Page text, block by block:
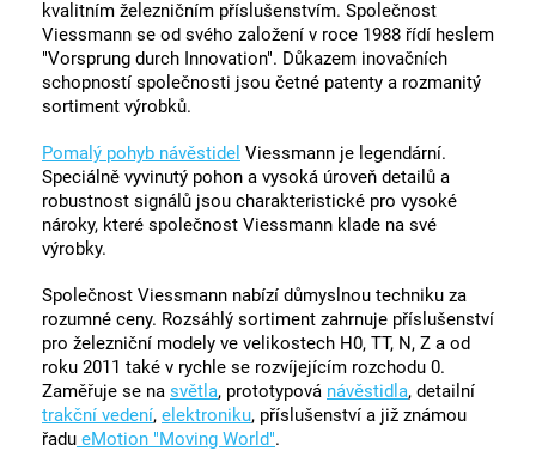
kvalitním železničním příslušenstvím. Společnost
Viessmann se od svého založení v roce 1988 řídí heslem
"Vorsprung durch Innovation". Důkazem inovačních
schopností společnosti jsou četné patenty a rozmanitý
sortiment výrobků.
Pomalý pohyb návěstidel Viessmann je legendární.
Speciálně vyvinutý pohon a vysoká úroveň detailů a
robustnost signálů jsou charakteristické pro vysoké
nároky, které společnost Viessmann klade na své
výrobky.
Společnost Viessmann nabízí důmyslnou techniku za
rozumné ceny. Rozsáhlý sortiment zahrnuje příslušenství
pro železniční modely ve velikostech H0, TT, N, Z a od
roku 2011 také v rychle se rozvíjejícím rozchodu 0.
Zaměřuje se na světla, prototypová návěstidla, detailní
trakční vedení, elektroniku, příslušenství a již známou
řadu eMotion "Moving World".